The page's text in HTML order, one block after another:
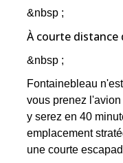
&nbsp ;
À courte distance
&nbsp ;
Fontainebleau
vous prenez
y serez en 40
emplacement
une courte